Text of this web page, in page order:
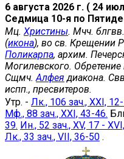
6 августа 2026 г. ( 24
Седмица 10-я по
Мц. Христины. Мчч.
(икона), во св. Крещении
Поликарпа, архим.
Могилевского.
Сщмч. Алфея диакона.
испп., пресвитеров.
Утр. - Лк., 106 зач., XXI,
Мф., 88 зач., XXI, 43-46.
39. Ин., 52 зач., XV, 17 -
Лк., 33 зач., VII, 36-50 .